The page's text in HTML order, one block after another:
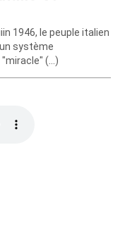
1946, le peuple italien
système
(…)